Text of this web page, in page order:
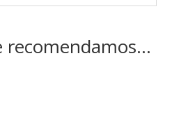
recomendamos…